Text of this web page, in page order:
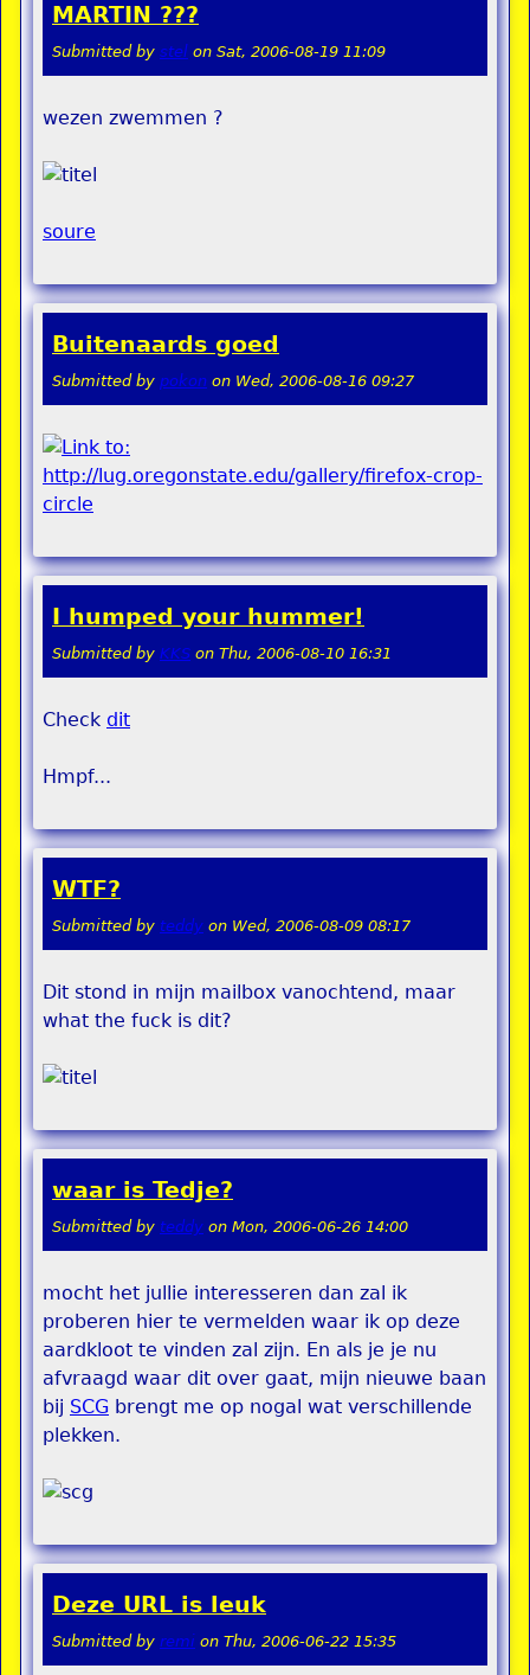
MARTIN ???
Submitted by stel on Sat, 2006-08-19 11:09
wezen zwemmen ?
soure
Buitenaards goed
Submitted by pokon on Wed, 2006-08-16 09:27
I humped your hummer!
Submitted by KKS on Thu, 2006-08-10 16:31
Check dit
Hmpf...
WTF?
Submitted by teddy on Wed, 2006-08-09 08:17
Dit stond in mijn mailbox vanochtend, maar
what the fuck is dit?
waar is Tedje?
Submitted by teddy on Mon, 2006-06-26 14:00
mocht het jullie interesseren dan zal ik
proberen hier te vermelden waar ik op deze
aardkloot te vinden zal zijn. En als je je nu
afvraagd waar dit over gaat, mijn nieuwe baan
bij SCG brengt me op nogal wat verschillende
plekken.
Deze URL is leuk
Submitted by remi on Thu, 2006-06-22 15:35